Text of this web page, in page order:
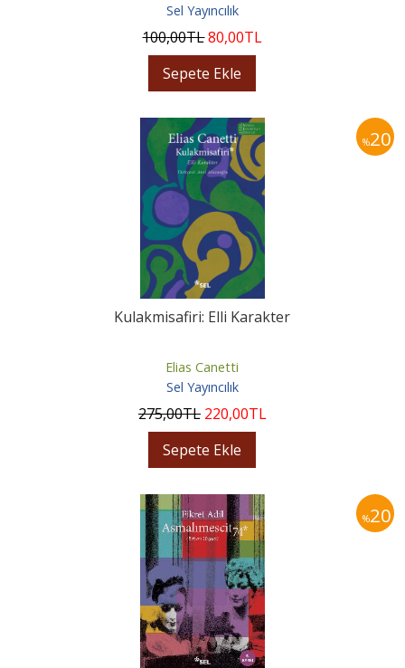
Sel Yayıncılık
100,00TL80,00TL
Sepete Ekle
%20
Kulakmisafiri: Elli Karakter
Elias Canetti
Sel Yayıncılık
275,00TL 220,00TL
Sepete Ekle
%20